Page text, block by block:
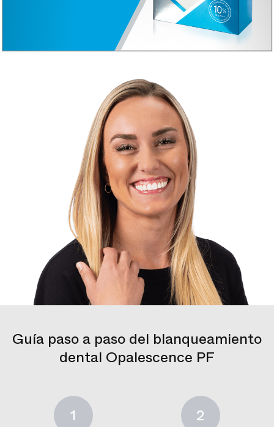
Guía paso a paso del blanqueamiento
dental Opalescence PF
1 2